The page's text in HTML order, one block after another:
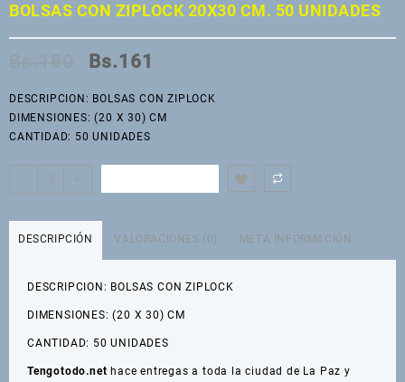
BOLSAS CON ZIPLOCK 20X30 CM. 50 UNIDADES
El
original
era:
Bs.180.
Bs.161
actual
es:
DESCRIPCION: BOLSAS CON ZIPLOCK
DIMENSIONES: (20 X 30) CM
CANTIDAD: 50 UNIDADES
-
BOLSAS
CON
UNIDADES
+
DESCRIPCIÓN VALORACIONES (0) META INFORMACIÓN
DESCRIPCION: BOLSAS CON ZIPLOCK
DIMENSIONES: (20 X 30) CM
CANTIDAD: 50 UNIDADES
Tengotodo.net hace entregas a toda la ciudad de La Paz y